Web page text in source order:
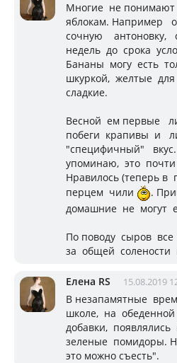
Многие не
яблокам. Например
сочную антоновку,
недель до срока
Бананы могу есть
шкуркой, желтые
сладкие.
Весной ем первые
побеги крапивы и
"специфичный"
упоминаю, это
Нравилось (теперь
перцем чили
.
домашние не могут
По поводу сыров
за общей солености
Елена RS 15.08.2019
В незапамятные
школе, на
добавки,
зеленые помидоры.
это можно съесть".